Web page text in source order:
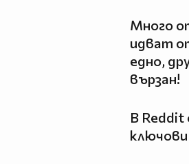
Много
идват
едно,
вързан!
В